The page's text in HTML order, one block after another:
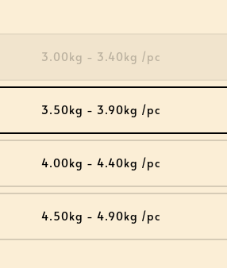
3.00kg - 3.40kg /pc
3.50kg - 3.90kg /pc
4.00kg - 4.40kg /pc
4.50kg - 4.90kg /pc